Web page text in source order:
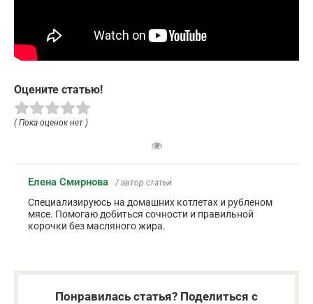
Оцените статью!
( Пока оценок нет )
Елена Смирнова / автор статьи
Специализируюсь на домашних котлетах и рубленом
мясе. Помогаю добиться сочности и правильной
корочки без масляного жира.
Понравилась статья? Поделиться с